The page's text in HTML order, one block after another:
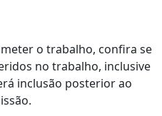
o trabalho, confira se
no trabalho, inclusive
inclusão posterior ao